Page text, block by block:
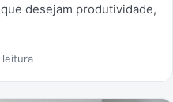
desejam produtividade,
leitura